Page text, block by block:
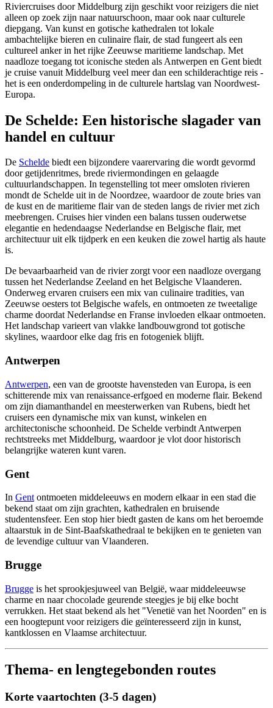
Riviercruises door Middelburg zijn geschikt voor reizigers die niet
alleen op zoek zijn naar natuurschoon, maar ook naar culturele
diepgang. Van kunst en gotische kathedralen tot lokale
ambachtelijke bieren en culinaire flair, de stad fungeert als een
cultureel anker in het rijke Zeeuwse maritieme landschap. Met
naadloze toegang tot iconische steden als Antwerpen en Gent biedt
je cruise vanuit Middelburg veel meer dan een schilderachtige reis -
het is een onderdompeling in de culturele hartslag van Noordwest-
Europa.
De Schelde: Een historische slagader van
handel en cultuur
De Schelde biedt een bijzondere vaarervaring die wordt gevormd
door getijdenritmes, brede riviermondingen en gelaagde
cultuurlandschappen. In tegenstelling tot meer omsloten rivieren
mondt de Schelde uit in de Noordzee, waardoor de zoute bries van
de kust en de maritieme flair van de steden langs de rivier met zich
meebrengen. Cruises hier vinden een balans tussen ouderwetse
elegantie en hedendaagse Nederlandse en Belgische flair, met
architectuur uit elk tijdperk en een keuken die zowel hartig als haute
is.
De bevaarbaarheid van de rivier zorgt voor een naadloze overgang
tussen het Nederlandse Zeeland en het Belgische Vlaanderen.
Onderweg ervaren cruisers een mix van culinaire tradities, van
Zeeuwse oesters tot Belgische wafels, en ontmoeten ze tweetalige
charme doordat Nederlandse en Franse invloeden elkaar ontmoeten.
Het landschap varieert van vlakke landbouwgrond tot gotische
skylines, waardoor elke dag fris en fotogeniek blijft.
Antwerpen
Antwerpen, een van de grootste havensteden van Europa, is een
schitterende mix van renaissance-erfgoed en moderne flair. Bekend
om zijn diamanthandel en meesterwerken van Rubens, biedt het
cruisers een dynamische mix van kunst, winkelen en
architectonische schoonheid. De Schelde verbindt Antwerpen
rechtstreeks met Middelburg, waardoor je vlot door historisch
belangrijke wateren kunt varen.
Gent
In Gent ontmoeten middeleeuws en modern elkaar in een stad die
bekend staat om zijn grachten, kathedralen en bruisende
studentensfeer. Een stop hier biedt gasten de kans om het beroemde
altaarstuk in de Sint-Baafskathedraal te bekijken en te genieten van
de levendige cultuur van Vlaanderen.
Brugge
Brugge is het sprookjesjuweel van België, waar middeleeuwse
charme en naar chocolade geurende steegjes je bij elke bocht
verrukken. Het staat bekend als het "Venetië van het Noorden" en is
een hoogtepunt voor reizigers die geïnteresseerd zijn in kunst,
kantklossen en Vlaamse architectuur.
Thema- en lengtegebonden routes
Korte vaartochten (3-5 dagen)